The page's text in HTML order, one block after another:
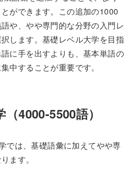
ができます。この追加の1000
や、やや専門的な分野の入門レ
します。基礎レベル大学を目指
に手を出すよりも、基本単語の
中することが重要です。
4000-5500語）
では、基礎語彙に加えてやや専
ます。